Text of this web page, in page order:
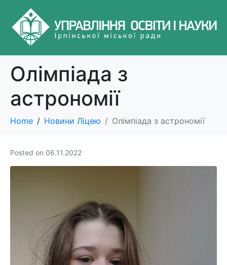
Олімпіада з
астрономії
Home Новини Ліцею Олімпіада з астрономії
Posted on 06.11.2022